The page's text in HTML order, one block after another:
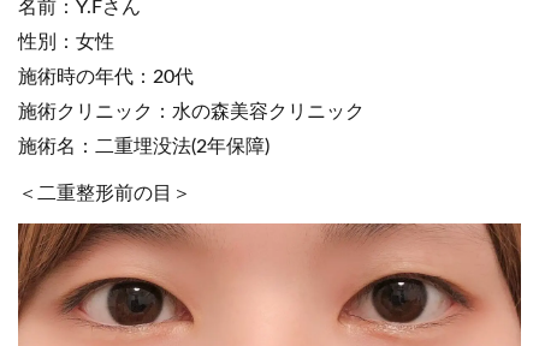
名前：Y.Fさん
性別：女性
施術時の年代：20代
施術クリニック：水の森美容クリニック
施術名：二重埋没法(2年保障)
＜二重整形前の目＞